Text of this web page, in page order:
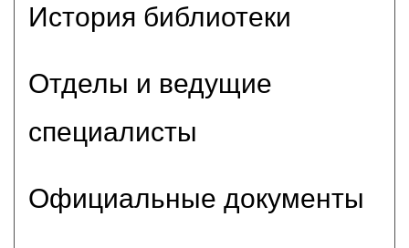
История библиотеки
Отделы и ведущие
специалисты
Официальные документы